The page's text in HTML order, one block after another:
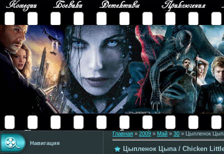
Навигация
Главная » 2009 » Май » 30 » Цыпленок
Цыпленок Цыпа / Chicken Little